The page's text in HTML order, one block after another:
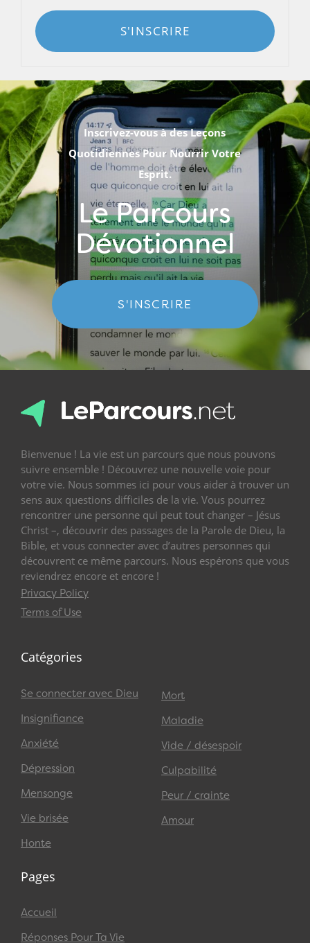
S'INSCRIRE
Inscrivez-vous à des Leçons
Quotidiennes Pour Nourrir Votre
Esprit.
Le Parcours
Dévotionnel
S'INSCRIRE
Bienvenue ! La vie est un parcours que nous pouvons
suivre ensemble ! Découvrez une nouvelle voie pour
votre vie. Nous sommes ici pour vous aider à trouver un
sens aux questions difficiles de la vie. Vous pourrez
rencontrer une personne qui peut tout changer – Jésus
Christ –, découvrir des passages de la Parole de Dieu, la
Bible, et vous connecter avec d’autres personnes qui
découvrent ce même parcours. Nous espérons que vous
reviendrez encore et encore !
Privacy Policy
Terms of Use
Catégories
Se connecter avec Dieu
Insignifiance
Anxiété
Dépression
Mensonge
Vie brisée
Honte
Mort
Maladie
Vide / désespoir
Culpabilité
Peur / crainte
Amour
Pages
Accueil
Réponses Pour Ta Vie